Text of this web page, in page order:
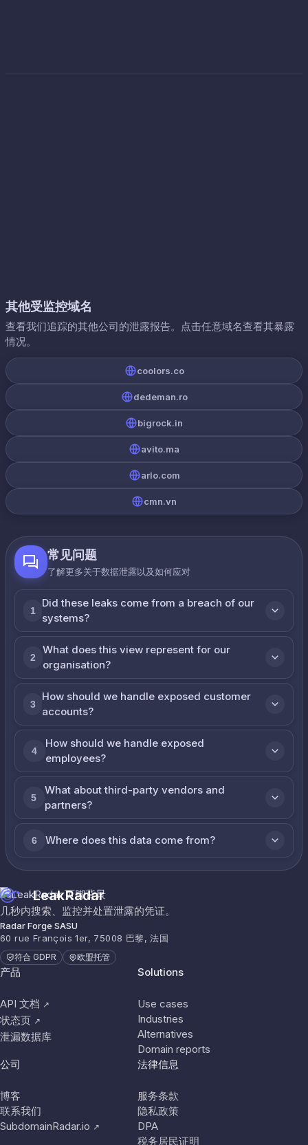
其他受监控域名
查看我们追踪的其他公司的泄露报告。点击任意域名查看其暴露
情况。
coolors.co
dedeman.ro
bigrock.in
avito.ma
arlo.com
cmn.vn
常见问题
了解更多关于数据泄露以及如何应对
1
Did these leaks come from a breach of our
systems?
2
What does this view represent for our
organisation?
3
How should we handle exposed customer
accounts?
4
How should we handle exposed
employees?
5
What about third-party vendors and
partners?
6 Where does this data come from?
LeakRadar
几秒内搜索、监控并处置泄露的凭证。
Radar Forge SASU
60 rue François 1er, 75008 巴黎, 法国
符合 GDPR 欧盟托管
产品
API 文档 ↗
状态页 ↗
泄漏数据库
Solutions
Use cases
Industries
Alternatives
Domain reports
公司
博客
联系我们
SubdomainRadar.io ↗
法律信息
服务条款
隐私政策
DPA
税务居民证明